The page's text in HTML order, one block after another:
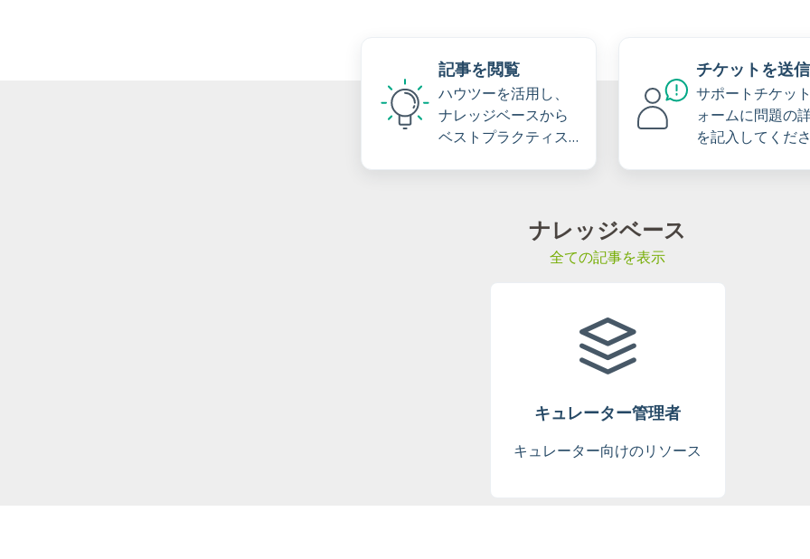
記事を閲覧
ハウツーを活用し、
ナレッジベースから
ベストプラクティス
チケットを送信
サポートチケッ
ォームに問題の
を記入してくだ
ナレッジベース
全ての記事を表示
キュレーター管理者
キュレーター向けのリソース